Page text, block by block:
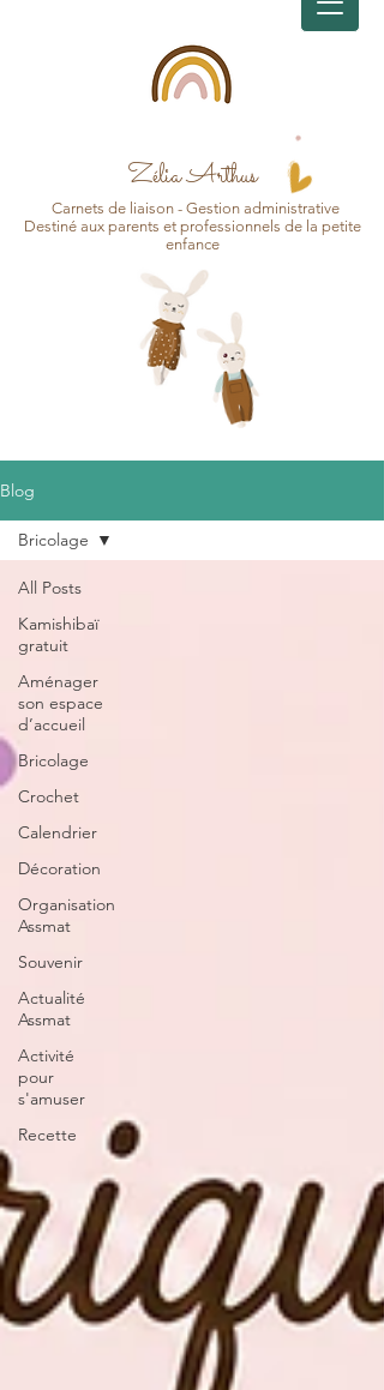
Zélia Arthus
Carnets de liaison - Gestion administrative
Destiné aux parents et professionnels de la petite
enfance
Blog
All Posts
Kamishibaï
gratuit
Aménager
son espace
d’accueil
Bricolage
Crochet
Calendrier
Décoration
Organisation
Assmat
Souvenir
Actualité
Assmat
Activité
pour
s'amuser
Recette
Bricolage